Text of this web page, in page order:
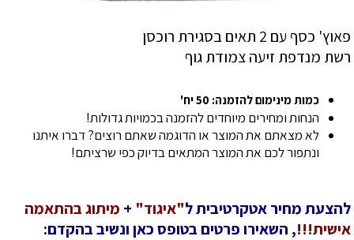
פאוץ' כסף עם 2 תאים בסגירת רוכסן
רשת מנדפת זיעה צמודת גוף
כמות מינימום להזמנה: 50 יח'
הנחות ומחירים מיוחדים להזמנה בכמויות גדולות!
לא מצאתם את המוצר או הדוגמה שאתם רוצים? דברו איתנו
ונתפור לכם את המוצר המתאים בדיוק כפי שרציתם!
להצעת מחיר אטקרטיבית ל"איגוד" + מיתוג בהתאמה
אישית!!!, השאירו פרטים בטופס כאן ונשיב בהקדם: